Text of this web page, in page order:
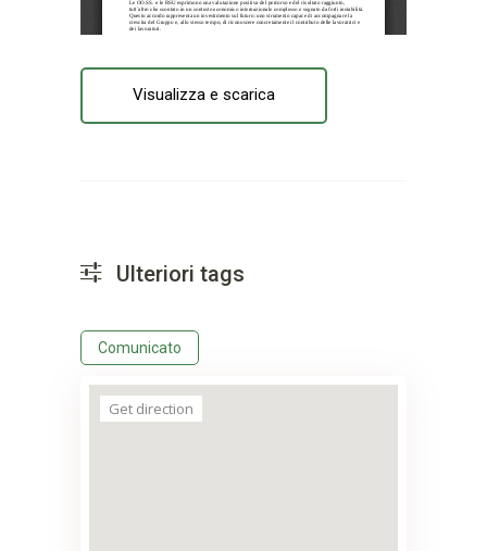
Visualizza e scarica
Ulteriori tags
Comunicato
Get direction